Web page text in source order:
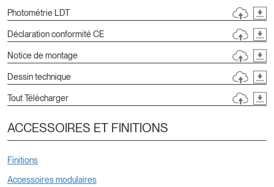
Photométrie LDT
Déclaration conformité CE
Notice de montage
Dessin technique
Tout Télécharger
ACCESSOIRES ET FINITIONS
Finitions
Accessoires modulaires